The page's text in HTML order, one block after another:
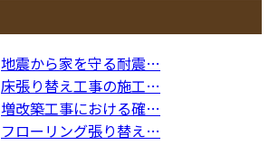
地震から家を守る耐震…
床張り替え工事の施工…
増改築工事における確…
フローリング張り替え…